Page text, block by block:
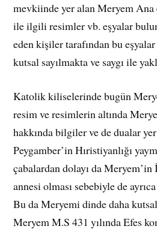
mevkiinde yer alan Meryem
ile ilgili resimler vb. eşyalar
eden kişiler tarafından bu
kutsal sayılmakta ve saygı ile
Katolik kiliselerinde bugün
resim ve resimlerin altında
hakkında bilgiler ve de dualar
Peygamber’in Hıristiyanlığı
çabalardan dolayı da Meryem’in
annesi olması sebebiyle de
Bu da Meryemi dinde daha
Meryem M.S 431 yılında Efes